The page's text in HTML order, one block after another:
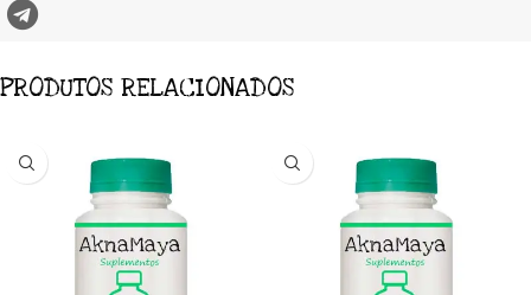
PRODUTOS RELACIONADOS